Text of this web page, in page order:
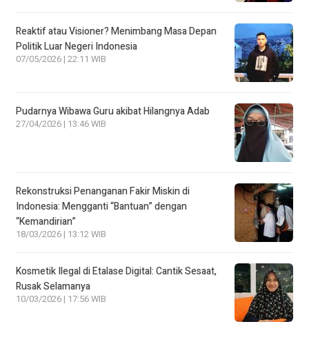
Reaktif atau Visioner? Menimbang Masa Depan
Politik Luar Negeri Indonesia
07/05/2026 | 22:11 WIB
Pudarnya Wibawa Guru akibat Hilangnya Adab
27/04/2026 | 13:46 WIB
Rekonstruksi Penanganan Fakir Miskin di
Indonesia: Mengganti “Bantuan” dengan
“Kemandirian”
18/03/2026 | 13:12 WIB
Kosmetik Ilegal di Etalase Digital: Cantik Sesaat,
Rusak Selamanya
10/03/2026 | 17:56 WIB